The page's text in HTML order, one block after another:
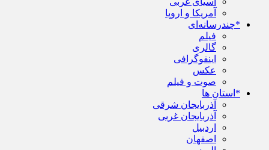
آمریکا و اروپا
*چندرسانه‌ای
فیلم
گالری
اینفوگرافی
عکس
صوت و فیلم
*استان ها
آذربایجان شرقی
آذربایجان غربی
اردبیل
اصفهان